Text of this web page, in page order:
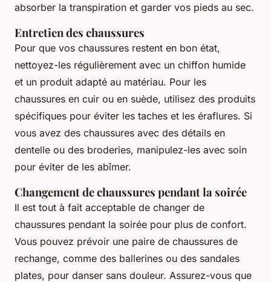
absorber la transpiration et garder vos pieds au sec.
Entretien des chaussures
Pour que vos chaussures restent en bon état,
nettoyez-les régulièrement avec un chiffon humide
et un produit adapté au matériau. Pour les
chaussures en cuir ou en suède, utilisez des produits
spécifiques pour éviter les taches et les éraflures. Si
vous avez des chaussures avec des détails en
dentelle ou des broderies, manipulez-les avec soin
pour éviter de les abîmer.
Changement de chaussures pendant la soirée
Il est tout à fait acceptable de changer de
chaussures pendant la soirée pour plus de confort.
Vous pouvez prévoir une paire de chaussures de
rechange, comme des ballerines ou des sandales
plates, pour danser sans douleur. Assurez-vous que